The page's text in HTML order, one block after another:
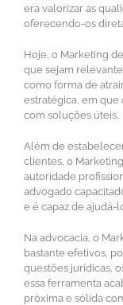
era valorizar as
oferecendo-os
Hoje, o Marketing
que sejam
como forma de
estratégica, em
com soluções úteis.
Além de
clientes, o
autoridade
advogado
e é capaz de ajudá-
Na advocacia, o
bastante efetivos,
questões jurídicas,
essa ferramenta
próxima e sólida